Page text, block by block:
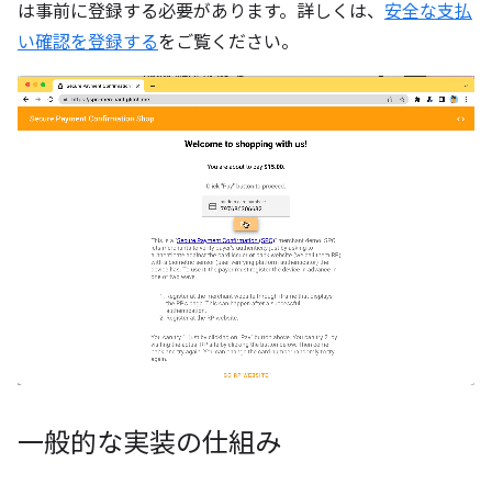
は事前に登録する必要があります。詳しくは、 安全な支払
い確認を登録するをご覧ください。
一般的な実装の仕組み